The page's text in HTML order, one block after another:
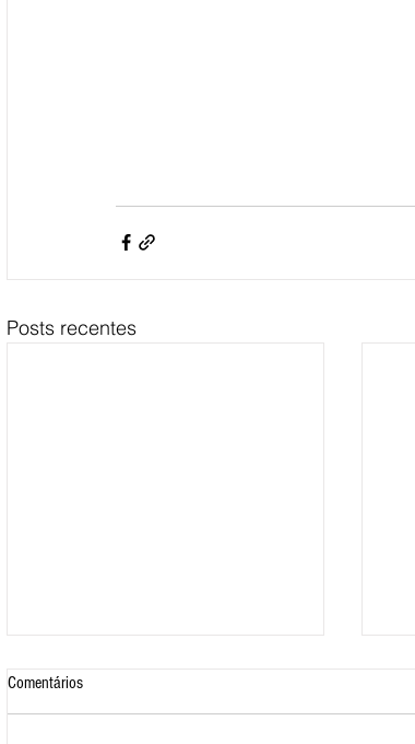
Posts recentes
Comentários